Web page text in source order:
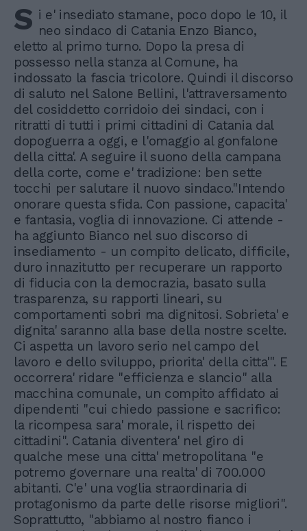
S i e' insediato stamane, poco dopo le 10, il
neo sindaco di Catania Enzo Bianco,
eletto al primo turno. Dopo la presa di
possesso nella stanza al Comune, ha
indossato la fascia tricolore. Quindi il discorso
di saluto nel Salone Bellini, l'attraversamento
del cosiddetto corridoio dei sindaci, con i
ritratti di tutti i primi cittadini di Catania dal
dopoguerra a oggi, e l'omaggio al gonfalone
della citta'. A seguire il suono della campana
della corte, come e' tradizione: ben sette
tocchi per salutare il nuovo sindaco."Intendo
onorare questa sfida. Con passione, capacita'
e fantasia, voglia di innovazione. Ci attende -
ha aggiunto Bianco nel suo discorso di
insediamento - un compito delicato, difficile,
duro innazitutto per recuperare un rapporto
di fiducia con la democrazia, basato sulla
trasparenza, su rapporti lineari, su
comportamenti sobri ma dignitosi. Sobrieta' e
dignita' saranno alla base della nostre scelte.
Ci aspetta un lavoro serio nel campo del
lavoro e dello sviluppo, priorita' della citta'". E
occorrera' ridare "efficienza e slancio" alla
macchina comunale, un compito affidato ai
dipendenti "cui chiedo passione e sacrifico:
la ricompesa sara' morale, il rispetto dei
cittadini". Catania diventera' nel giro di
qualche mese una citta' metropolitana "e
potremo governare una realta' di 700.000
abitanti. C'e' una voglia straordinaria di
protagonismo da parte delle risorse migliori".
Soprattutto, "abbiamo al nostro fianco i